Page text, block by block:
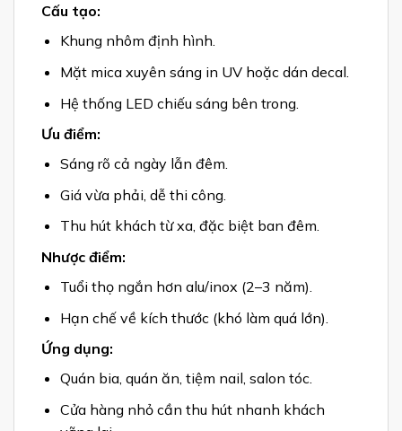
Cấu tạo:
Khung nhôm định hình.
Mặt mica xuyên sáng in UV hoặc dán decal.
Hệ thống LED chiếu sáng bên trong.
Ưu điểm:
Sáng rõ cả ngày lẫn đêm.
Giá vừa phải, dễ thi công.
Thu hút khách từ xa, đặc biệt ban đêm.
Nhược điểm:
Tuổi thọ ngắn hơn alu/inox (2–3 năm).
Hạn chế về kích thước (khó làm quá lớn).
Ứng dụng:
Quán bia, quán ăn, tiệm nail, salon tóc.
Cửa hàng nhỏ cần thu hút nhanh khách